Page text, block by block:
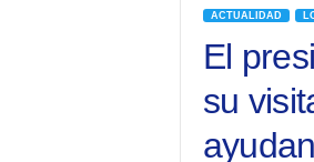
ACTUALIDAD
El
su